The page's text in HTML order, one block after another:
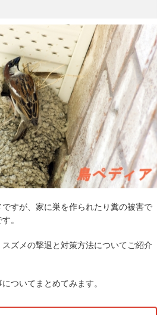
すが、家に巣を作られたり糞の被害で
。
ズメの撃退と対策方法についてご紹介
ついてまとめてみます。